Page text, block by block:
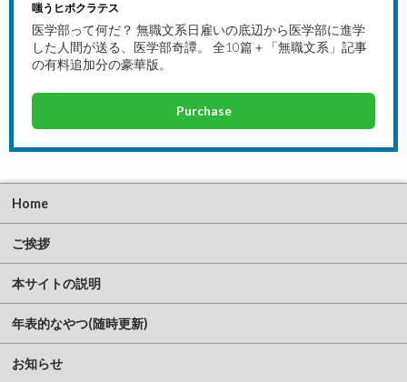
嗤うヒポクラテス
医学部って何だ？ 無職文系日雇いの底辺から医学部に進学
した人間が送る、医学部奇譚。 全10篇＋「無職文系」記事
の有料追加分の豪華版。
Purchase
Home
ご挨拶
本サイトの説明
年表的なやつ(随時更新)
お知らせ